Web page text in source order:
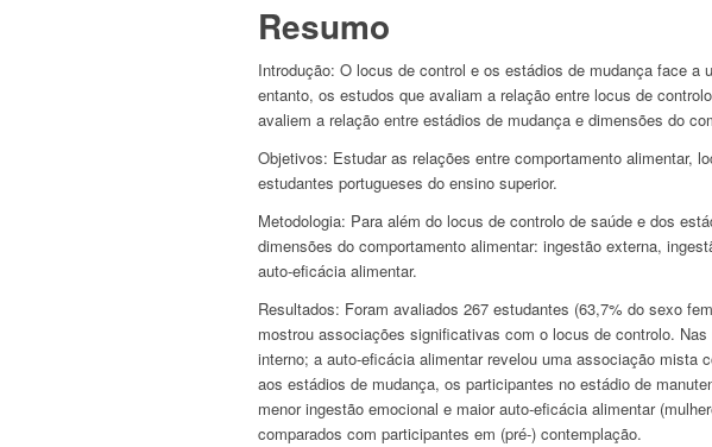
Resumo
Introdução: O locus de control e os estádios de mudança face a
entanto, os estudos que avaliam a relação entre locus de
avaliem a relação entre estádios de mudança e dimensões do
Objetivos: Estudar as relações entre comportamento alimentar,
estudantes portugueses do ensino superior.
Metodologia: Para além do locus de controlo de saúde e dos
dimensões do comportamento alimentar: ingestão externa,
auto-eficácia alimentar.
Resultados: Foram avaliados 267 estudantes (63,7% do sexo
mostrou associações significativas com o locus de controlo.
interno; a auto-eficácia alimentar revelou uma associação mista
aos estádios de mudança, os participantes no estádio de
menor ingestão emocional e maior auto-eficácia alimentar
comparados com participantes em (pré-) contemplação.